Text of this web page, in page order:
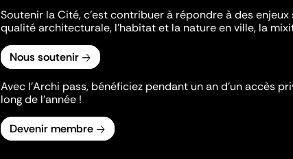
Soutenir la Cité, c'est contribuer à répondre à des
qualité architecturale, l'habitat et la nature en ville, la
Nous soutenir
Avec l’Archi pass, bénéficiez pendant un an d’un accès
long de l’année !
Devenir membre